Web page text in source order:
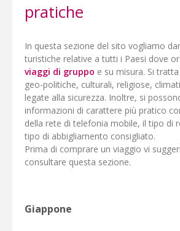
pratiche
In questa sezione del sito vogliamo
turistiche relative a tutti i Paesi dove
viaggi di gruppo e su misura. Si
geo-politiche, culturali, religiose,
legate alla sicurezza. Inoltre, si
informazioni di carattere più pratico
della rete di telefonia mobile, il tipo di
tipo di abbigliamento consigliato.
Prima di comprare un viaggio vi
consultare questa sezione.
Giappone